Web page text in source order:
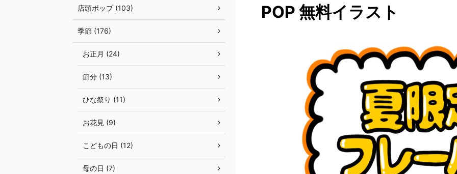
POP 無料イラスト
店頭ポップ (103)
季節 (176)
お正月 (24)
節分 (13)
ひな祭り (11)
お花見 (9)
こどもの日 (12)
母の日 (7)